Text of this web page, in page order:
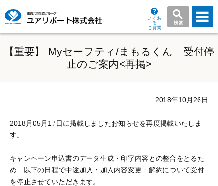
よくあ
る
ご質問
検索
ロ
ュ
ー
【重要】 Myセーフティ/まもるくん 受付停
止のご案内<再掲>
2018年10月26日
2018月05月17日に掲載しましたお知らせを再度掲載いたしま
す。
キャンペーン申込書のデータ生成・印字内容との整合をとるた
め、以下の日程で中途加入・加入内容変更・解約について受付
を停止させていただきます。